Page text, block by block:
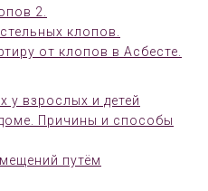
2.
клопов.
от клопов в Асбесте.
у взрослых и детей
Причины и способы
путём